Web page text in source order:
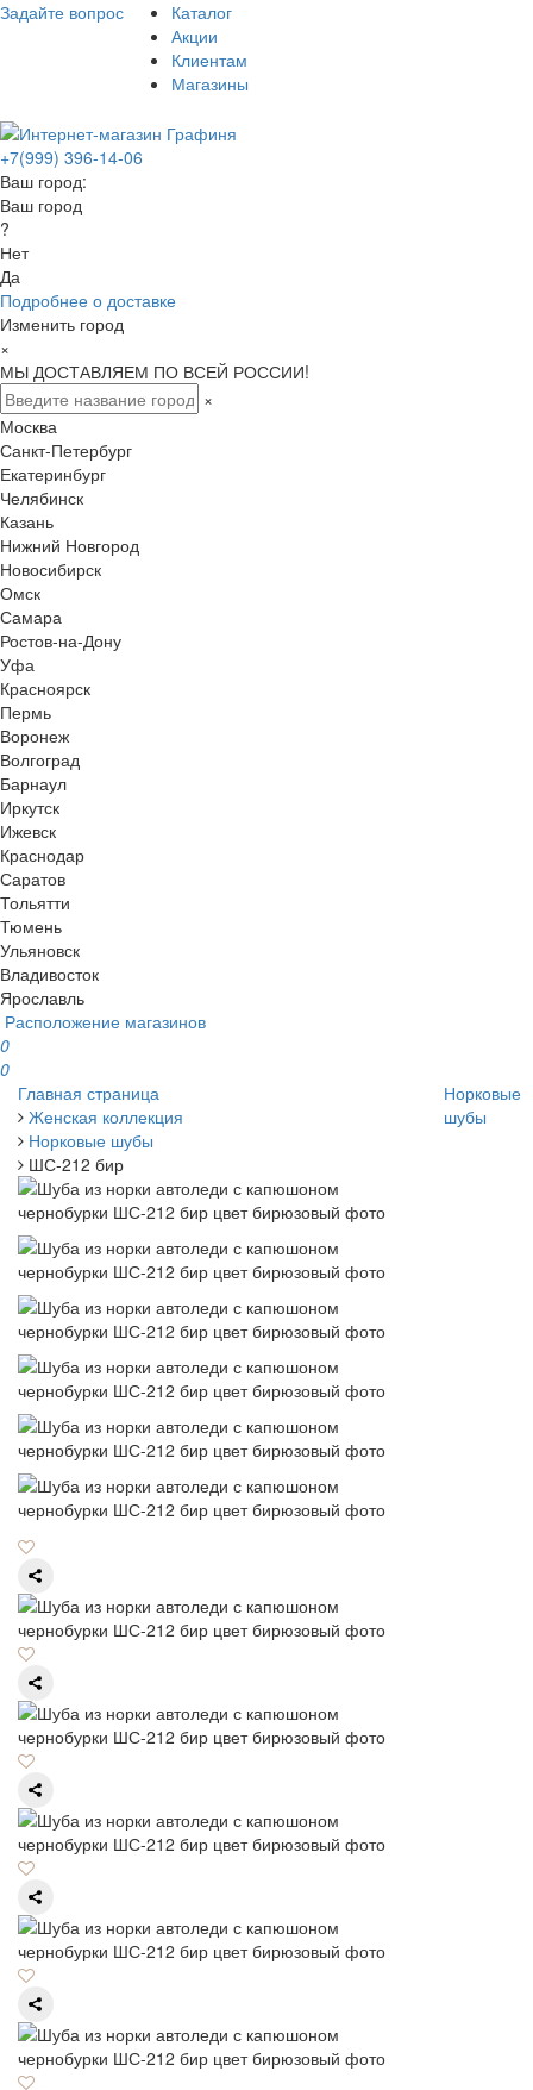
Задайте вопрос
Каталог
Акции
Клиентам
Магазины
+7(999) 396-14-06
Ваш город:
Ваш город
?
Нет
Да
Подробнее о доставке
Изменить город
×
МЫ ДОСТАВЛЯЕМ ПО ВСЕЙ РОССИИ!
×
Москва
Санкт-Петербург
Екатеринбург
Челябинск
Казань
Нижний Новгород
Новосибирск
Омск
Самара
Ростов-на-Дону
Уфа
Красноярск
Пермь
Воронеж
Волгоград
Барнаул
Иркутск
Ижевск
Краснодар
Саратов
Тольятти
Тюмень
Ульяновск
Владивосток
Ярославль
Расположение магазинов
0
0
Главная страница
Женская коллекция
Норковые шубы
ШС-212 бир
Норковые
шубы